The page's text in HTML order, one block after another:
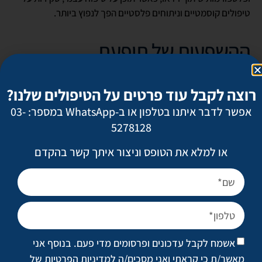
טיפולים קוסמטיים וניתוחים פלסטיים הפך לנפוץ ביותר.
ההשפעות של תופעת
הלוקסמקסינג מביא עמו השפעות רבות, חיוביות ושליליות כאחד.
מחד גיסא, השיפור בדימוי העצמי יכול להוביל להעלאת ביטחון
עצמי ותחושת שביעות רצון כללית מהחיים ומאידך, התמקדות
מוגברת במראה החיצוני עלולה להביא לתופעות שליליות כמו
תחושת נחיתות ואף הפרעות אכילה.
מה כוללים טיפולי הלוקסמקסינג
לגברים?
רוצה לקבל עוד פרטים על הטיפולים שלנו?
אפשר לדבר איתנו בטלפון או ב-WhatsApp במספר: 03-
5278128
או למלא את הטופס וניצור איתך קשר בהקדם
אשמח לקבל עדכונים ופרסומים מדי פעם. בנוסף אני
מאשר/ת כי קראתי ואני מסכים/ה למדיניות הפרטיות של